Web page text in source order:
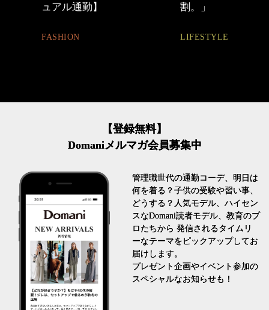
割。」
LIFESTYLE
【登録無料】
Domaniメルマガ会員募集中
管理職世代の通勤コーデ、明日は
何を着る？子供の受験や習い事、
どうする？人気モデル、ハイセン
スなDomani読者モデル、教育のプ
ロたちから 発信されるタイムリ
ーなテーマをピックアップしてお
届けします。
プレゼント企画やイベント参加の
スペシャルなお知らせも！